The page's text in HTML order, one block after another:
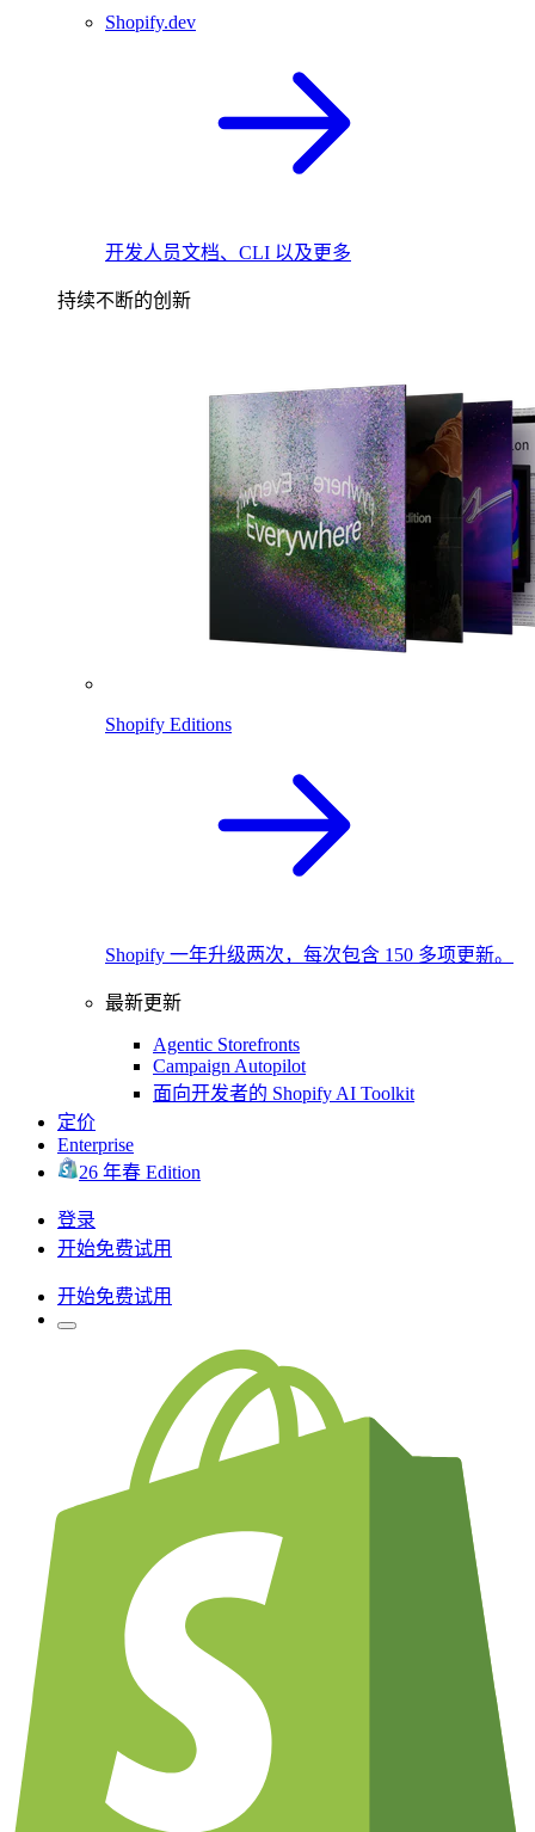
Shopify.dev
开发人员文档、CLI 以及更多
持续不断的创新
Shopify Editions
Shopify 一年升级两次，每次包含 150 多项更新。
最新更新
Agentic Storefronts
Campaign Autopilot
面向开发者的 Shopify AI Toolkit
定价
Enterprise
26 年春 Edition
登录
开始免费试用
开始免费试用